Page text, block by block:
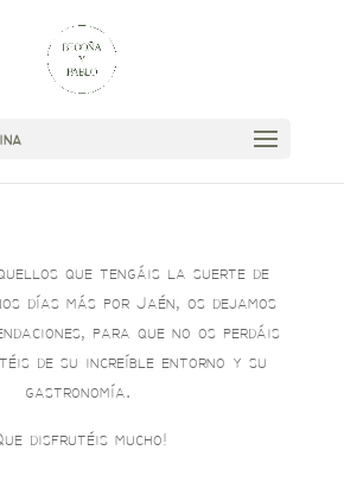
que tengáis la suerte de
días más por Jaén, os dejamos
para que no os perdáis
de su increíble entorno y su
gastronomía.
disfrutéis mucho!